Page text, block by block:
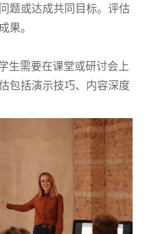
题或达成共同目标。评估
果。
生需要在课堂或研讨会上
包括演示技巧、内容深度